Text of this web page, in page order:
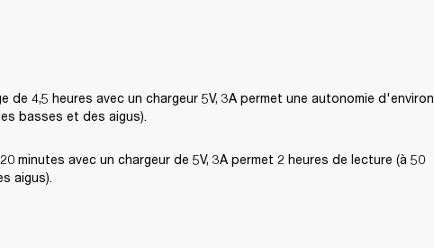
de 4,5 heures avec un chargeur 5V, 3A permet une autonomie d'environ
basses et des aigus).
minutes avec un chargeur de 5V, 3A permet 2 heures de lecture (à 50
aigus).